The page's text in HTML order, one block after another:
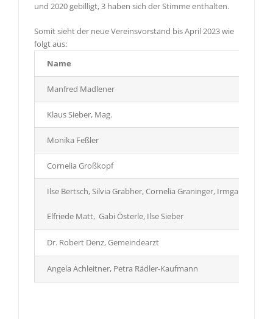
und 2020 gebilligt, 3 haben sich der Stimme enthalten.
Somit sieht der neue Vereinsvorstand bis April 2023 wie
folgt aus:
Name
Manfred Madlener
Klaus Sieber, Mag.
Monika Feßler
Cornelia Großkopf
Ilse Bertsch, Silvia Grabher, Cornelia Graninger, Irmgard
Elfriede Matt, Gabi Österle, Ilse Sieber
Dr. Robert Denz, Gemeindearzt
Angela Achleitner, Petra Rädler-Kaufmann